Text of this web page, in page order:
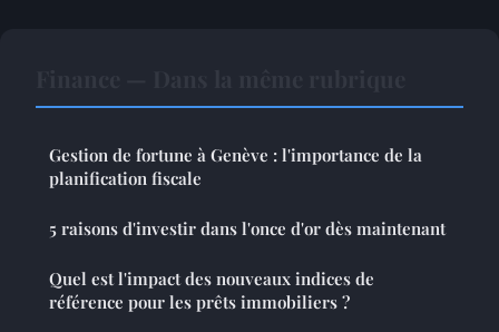
Gestion de fortune à Genève : l'importance de la
planification fiscale
5 raisons d'investir dans l'once d'or dès maintenant
Quel est l'impact des nouveaux indices de
référence pour les prêts immobiliers ?